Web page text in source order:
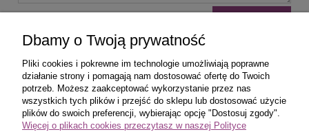
Zakupy
Dbamy o Twoją prywatność
Pliki cookies i pokrewne im technologie umożliwiają poprawne
działanie strony i pomagają nam dostosować ofertę do Twoich
potrzeb. Możesz zaakceptować wykorzystanie przez nas
wszystkich tych plików i przejść do sklepu lub dostosować użycie
plików do swoich preferencji, wybierając opcję "Dostosuj zgody".
Więcej o plikach cookies przeczytasz w naszej Polityce